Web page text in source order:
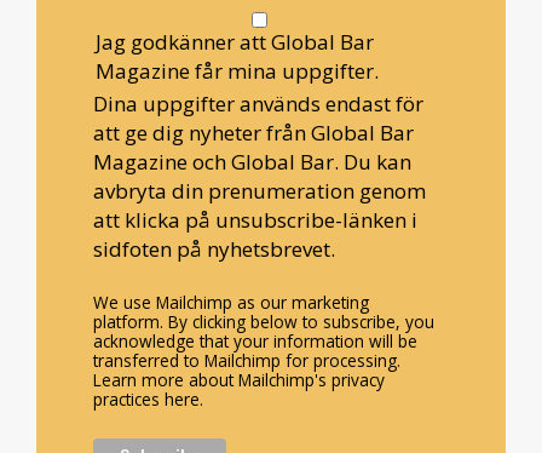
Jag godkänner att Global Bar
Magazine får mina uppgifter.
Dina uppgifter används endast för
att ge dig nyheter från Global Bar
Magazine och Global Bar. Du kan
avbryta din prenumeration genom
att klicka på unsubscribe-länken i
sidfoten på nyhetsbrevet.
We use Mailchimp as our marketing
platform. By clicking below to subscribe, you
acknowledge that your information will be
transferred to Mailchimp for processing.
Learn more about Mailchimp's privacy
practices here.